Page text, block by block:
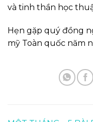
và tinh thần học
Hẹn gặp quý đồng
mỹ Toàn quốc năm